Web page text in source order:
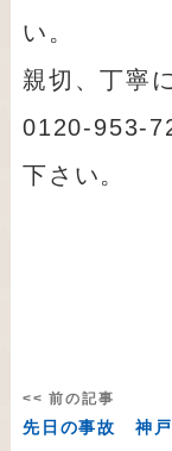
い。
親切、丁寧
0120-953-
下さい。
<< 前の記事
先日の事故 神